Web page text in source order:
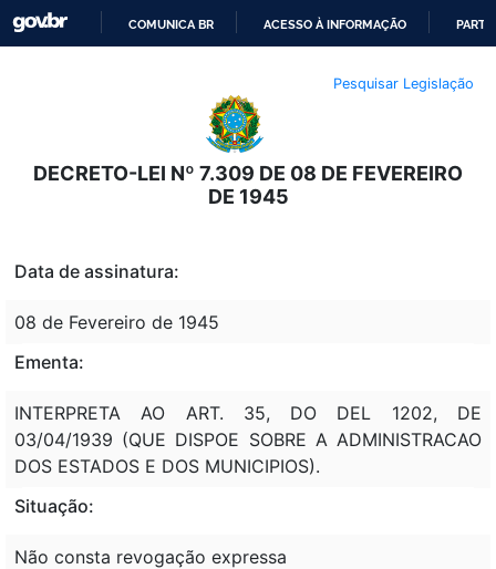
O
CONTEÚDO
COMUNICA BR ACESSO À INFORMAÇÃO
Pesquisar Legislação
DECRETO-LEI Nº 7.309 DE 08 DE FEVEREIRO
DE 1945
Data de assinatura:
08 de Fevereiro de 1945
Ementa:
INTERPRETA AO ART. 35, DO DEL 1202, DE
03/04/1939 (QUE DISPOE SOBRE A ADMINISTRACAO
DOS ESTADOS E DOS MUNICIPIOS).
Situação:
Não consta revogação expressa